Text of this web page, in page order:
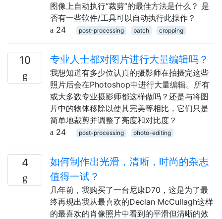
图像上自动执行“裁剪”的最佳方法是什么？ 是
否有一些软件/工具可以自动执行此操作？
24
post-processing batch cropping
10 专业人士都对图片进行大量编辑吗？
我想知道有多少位认真的摄影师在拍摄完这些
照片后会在Photoshop中进行大量编辑。所有
或大多数专业摄影师都这样做吗？还是与将图
片中的物体移除以使其完美等相比，它们只是
简单地裁剪并调整了亮度和对比度？
24
post-processing photo-editing
4
如何制作出光滑，清晰，时尚的杂志
值得一试？
几年前，我购买了一台尼康D70，这是为了最
终再现出我从最喜欢的Declan McCullagh这样
的最喜欢的肖像照片中看到的平滑但清晰的效